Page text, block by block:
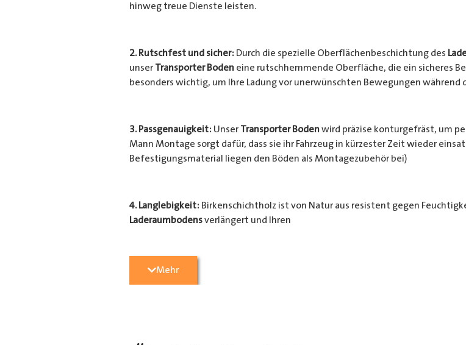
hinweg treue Dienste leisten.
2. Rutschfest und sicher: Durch die spezielle Oberflächenbeschichtung des
unser Transporter Bodeneine rutschhemmende Oberfläche, die ein sicheres
besonders wichtig, um Ihre Ladung vor unerwünschten Bewegungen während
3. Passgenauigkeit: Unser Transporter Bodenwird präzise konturgefräst, um
Mann Montage sorgt dafür, dass sie ihr Fahrzeug in kürzester Zeit wieder
Befestigungsmaterial liegen den Böden als Montagezubehör bei)
4. Langlebigkeit: Birkenschichtholz ist von Natur aus resistent gegen
Laderaumbodensverlängert und Ihren
geschützt.
Mehr